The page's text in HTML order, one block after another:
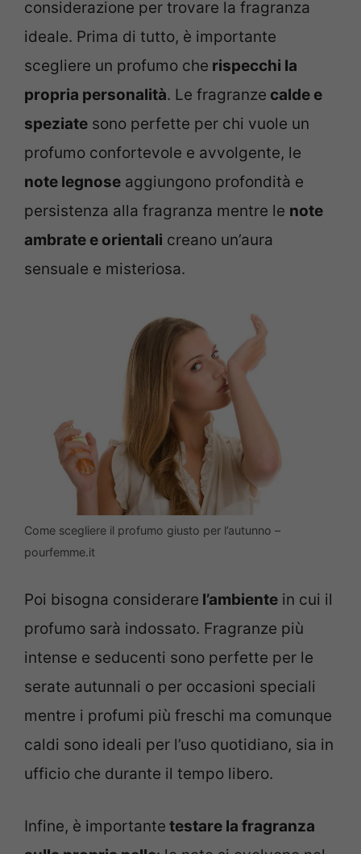
considerazione per trovare la fragranza
ideale. Prima di tutto, è importante
scegliere un profumo che rispecchi la
propria personalità. Le fragranze calde e
speziate sono perfette per chi vuole un
profumo confortevole e avvolgente, le
note legnose aggiungono profondità e
persistenza alla fragranza mentre le note
ambrate e orientali creano un’aura
sensuale e misteriosa.
Come scegliere il profumo giusto per l’autunno –
pourfemme.it
Poi bisogna considerare l’ambiente in cui il
profumo sarà indossato. Fragranze più
intense e seducenti sono perfette per le
serate autunnali o per occasioni speciali
mentre i profumi più freschi ma comunque
caldi sono ideali per l’uso quotidiano, sia in
ufficio che durante il tempo libero.
Infine, è importante testare la fragranza